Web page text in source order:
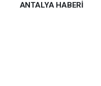
ANTALYA HABERİ